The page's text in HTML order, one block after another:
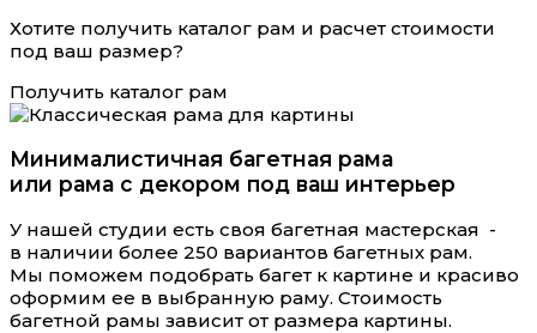
Хотите получить каталог рам и расчет стоимости
под ваш размер?
Получить каталог рам
Минималистичная багетная рама
или рама с декором под ваш интерьер
У нашей студии есть своя багетная мастерская -
в наличии более 250 вариантов багетных рам.
Мы поможем подобрать багет к картине и красиво
оформим ее в выбранную раму. Стоимость
багетной рамы зависит от размера картины.